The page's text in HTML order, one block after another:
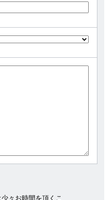
々お時間を頂くこ